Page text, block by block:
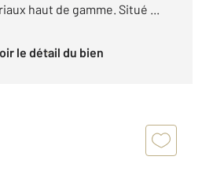
haut de gamme. Situé ...
Voir le détail du bien